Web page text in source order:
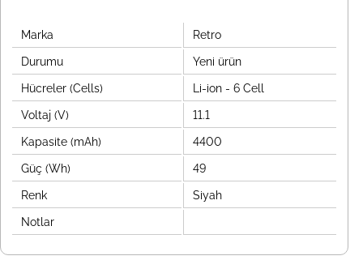
Marka Retro
Durumu Yeni ürün
Hücreler (Cells) Li-ion - 6 Cell
Voltaj (V) 11.1
Kapasite (mAh) 4400
Güç (Wh) 49
Renk Siyah
Notlar